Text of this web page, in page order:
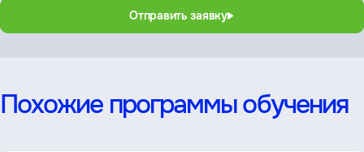
Отправить заявку
Похожие программы обучения